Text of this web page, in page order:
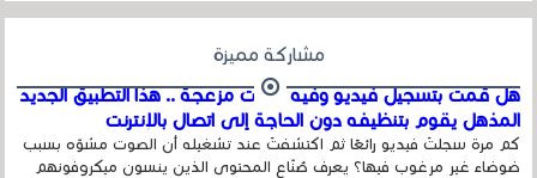
مشاركة مميزة
هل قمت بتسجيل فيديو وفيه أصوت مزعجة .. هذا التطبيق الجديد
المذهل يقوم بتنظيفه دون الحاجة إلى اتصال بالإنترنت
كم مرة سجلتَ فيديو رائعًا ثم اكتشفتَ عند تشغيله أن الصوت مشوّه بسبب
ضوضاء غير مرغوب فيها؟ يعرف صُنّاع المحتوى الذين ينسون ميكروفونهم